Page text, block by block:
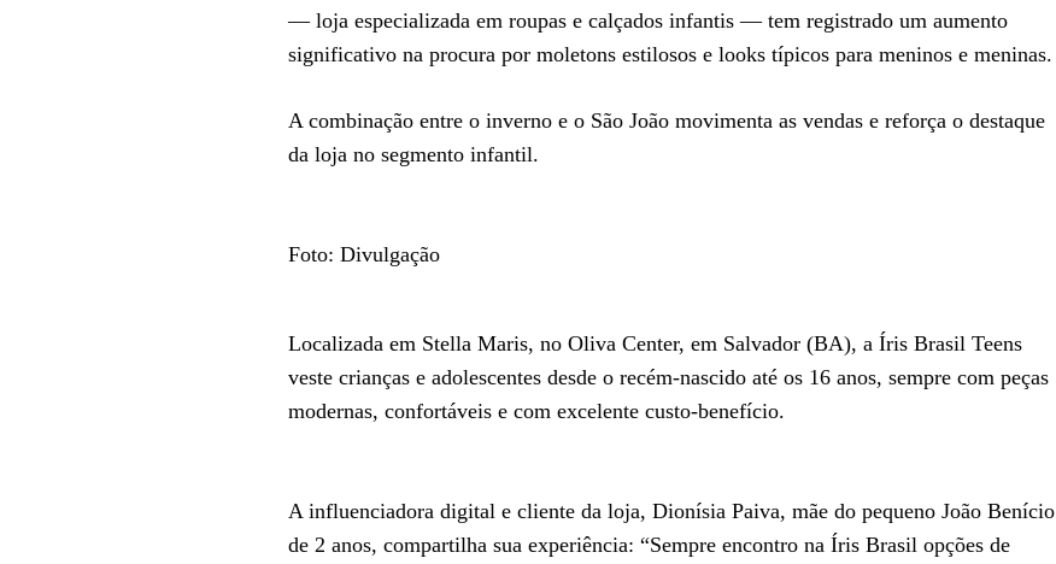
— loja especializada em roupas e calçados infantis — tem registrado um aumento
significativo na procura por moletons estilosos e looks típicos para meninos e meninas.
A combinação entre o inverno e o São João movimenta as vendas e reforça o destaque
da loja no segmento infantil.
Foto: Divulgação
Localizada em Stella Maris, no Oliva Center, em Salvador (BA), a Íris Brasil Teens
veste crianças e adolescentes desde o recém-nascido até os 16 anos, sempre com peças
modernas, confortáveis e com excelente custo-benefício.
A influenciadora digital e cliente da loja, Dionísia Paiva, mãe do pequeno João Benício
de 2 anos, compartilha sua experiência: “Sempre encontro na Íris Brasil opções de